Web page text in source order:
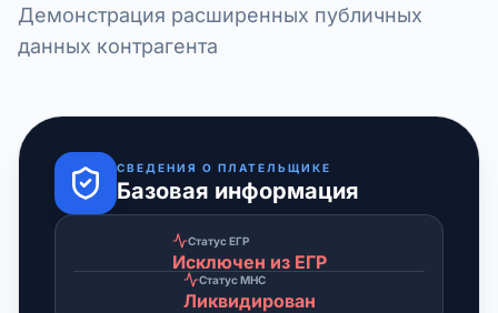
Демонстрация расширенных публичных
данных контрагента
СВЕДЕНИЯ О ПЛАТЕЛЬЩИКЕ
Базовая информация
Статус ЕГР
Исключен из ЕГР
Статус МНС
Ликвидирован